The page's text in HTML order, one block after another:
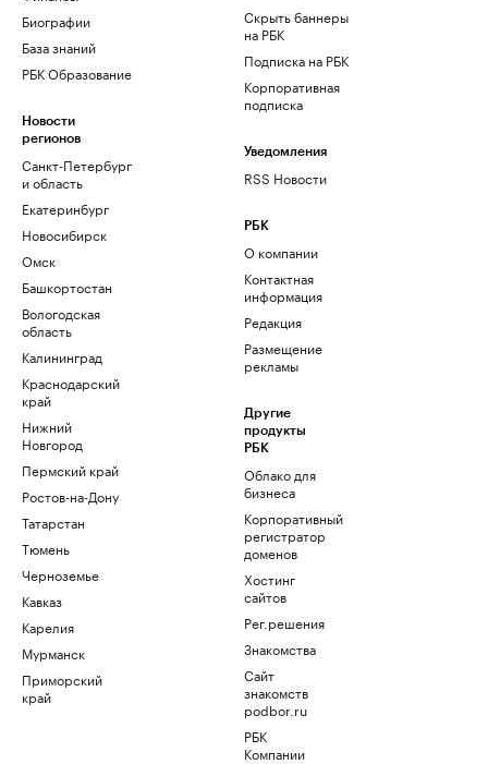
Биографии
База знаний
РБК Образование
Новости
регионов
Санкт-Петербург
и область
Екатеринбург
Новосибирск
Омск
Башкортостан
Вологодская
область
Калининград
Краснодарский
край
Нижний
Новгород
Пермский край
Ростов-на-Дону
Татарстан
Тюмень
Черноземье
Кавказ
Карелия
Мурманск
Приморский
край
Скрыть баннеры
на РБК
Подписка на РБК
Корпоративная
подписка
Уведомления
RSS Новости
РБК
О компании
Контактная
информация
Редакция
Размещение
рекламы
Другие
продукты
РБК
Облако для
бизнеса
Корпоративный
регистратор
доменов
Хостинг
сайтов
Рег.решения
Знакомства
Сайт
знакомств
podbor.ru
РБК
Компании